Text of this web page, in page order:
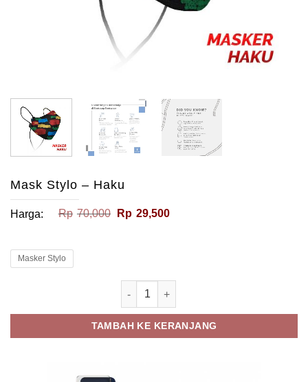
Mask Stylo – Haku
Harga: Rp 70,000 Harga
Rp 29,500Harga
Masker Stylo
Kuantitas Mask Stylo - Haku
TAMBAH KE KERANJANG